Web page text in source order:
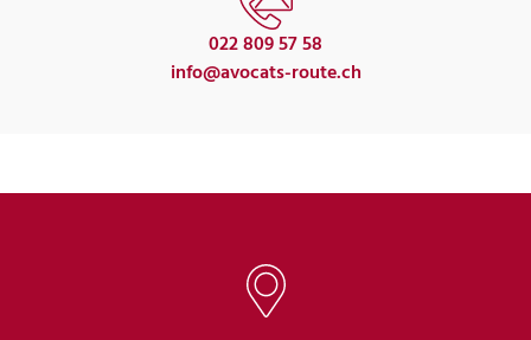
022 809 57 58
info@avocats-route.ch